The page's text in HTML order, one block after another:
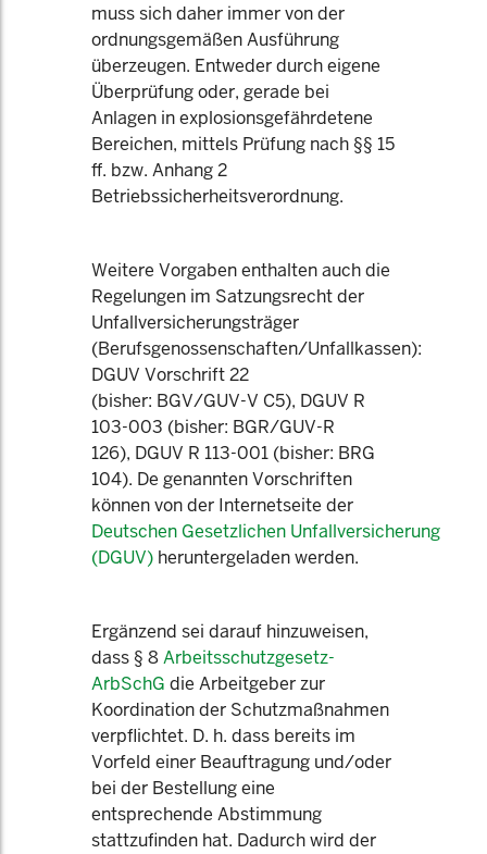
muss sich daher immer von der
ordnungsgemäßen Ausführung
überzeugen. Entweder durch eigene
Überprüfung oder, gerade bei
Anlagen in explosionsgefährdetene
Bereichen, mittels Prüfung nach §§ 15
ff. bzw. Anhang 2
Betriebssicherheitsverordnung.
Weitere Vorgaben enthalten auch die
Regelungen im Satzungsrecht der
Unfallversicherungsträger
(Berufsgenossenschaften/Unfallkassen):
DGUV Vorschrift 22
(bisher: BGV/GUV-V C5), DGUV R
103-003 (bisher: BGR/GUV-R
126), DGUV R 113-001 (bisher: BRG
104). De genannten Vorschriften
können von der Internetseite der
Deutschen Gesetzlichen Unfallversicherung
(DGUV) heruntergeladen werden.
Ergänzend sei darauf hinzuweisen,
dass § 8Arbeitsschutzgesetz-
ArbSchG die Arbeitgeber zur
Koordination der Schutzmaßnahmen
verpflichtet. D. h. dass bereits im
Vorfeld einer Beauftragung und/oder
bei der Bestellung eine
entsprechende Abstimmung
stattzufinden hat. Dadurch wird der